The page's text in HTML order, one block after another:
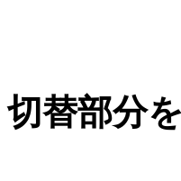
切替部分